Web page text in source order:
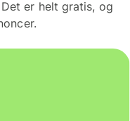
er helt gratis, og